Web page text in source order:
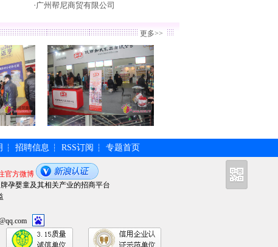
·广州帮尼商贸有限公司
更多>>
┆ 招聘信息 ┆ RSS订阅 ┆ 专题首页
官方微博
孕婴童及其相关产业的招商平台